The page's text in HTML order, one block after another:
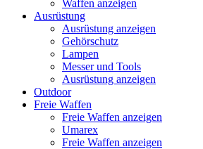
Waffen anzeigen
Ausrüstung
Ausrüstung anzeigen
Gehörschutz
Lampen
Messer und Tools
Ausrüstung anzeigen
Outdoor
Freie Waffen
Freie Waffen anzeigen
Umarex
Freie Waffen anzeigen